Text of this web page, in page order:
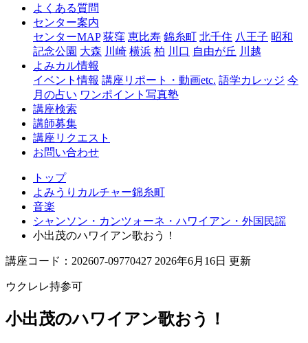
糸
よくある質問
センター案内
センターMAP 荻窪 恵比寿 錦糸町 北千住 八王子 昭和
記念公園 大森 川崎 横浜 柏 川口 自由が丘 川越
よみカル情報
イベント情報 講座リポート・動画etc. 語学カレッジ 今
月の占い ワンポイント写真塾
講座検索
講師募集
講座リクエスト
お問い合わせ
トップ
よみうりカルチャー錦糸町
音楽
シャンソン・カンツォーネ・ハワイアン・外国民謡
小出茂のハワイアン歌おう！
講座コード：202607-09770427 2026年6月16日 更新
ウクレレ持参可
小出茂のハワイアン歌おう！